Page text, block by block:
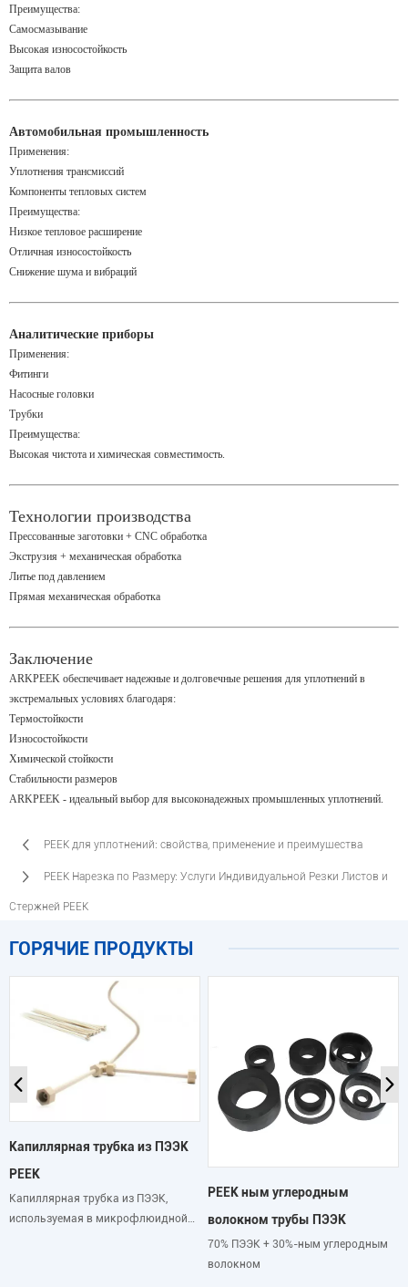
Преимущества:
Самосмазывание
Высокая износостойкость
Защита валов
Автомобильная промышленность
Применения:
Уплотнения трансмиссий
Компоненты тепловых систем
Преимущества:
Низкое тепловое расширение
Отличная износостойкость
Снижение шума и вибраций
Аналитические приборы
Применения:
Фитинги
Насосные головки
Трубки
Преимущества:
Высокая чистота и химическая совместимость.
Технологии производства
Прессованные заготовки + CNC обработка
Экструзия + механическая обработка
Литье под давлением
Прямая механическая обработка
Заключение
ARKPEEK обеспечивает надежные и долговечные решения для уплотнений в
экстремальных условиях благодаря:
Термостойкости
Износостойкости
Химической стойкости
Стабильности размеров
ARKPEEK - идеальный выбор для высоконадежных промышленных уплотнений.
PEEK для уплотнений: свойства, применение и преимущества
PEEK Нарезка по Размеру: Услуги Индивидуальной Резки Листов и
Стержней PEEK
ГОРЯЧИЕ ПРОДУКТЫ
Капиллярная трубка из ПЭЭК
PEEK
Капиллярная трубка из ПЭЭК,
используемая в микрофлюидной
PEEK ным углеродным
волокном трубы ПЭЭК
70% ПЭЭК + 30%-ным углеродным
волокном